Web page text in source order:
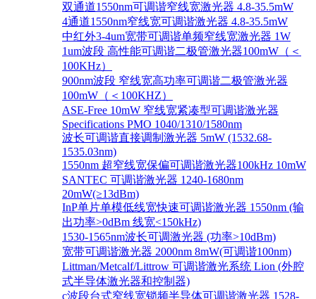
双通道1550nm可调谐窄线宽激光器 4.8-35.5mW
4通道1550nm窄线宽可调谐激光器 4.8-35.5mW
中红外3-4um宽带可调谐单频窄线宽激光器 1W
1um波段 高性能可调谐二极管激光器100mW（＜
100KHz）
900nm波段 窄线宽高功率可调谐二极管激光器
100mW（＜100KHZ）
ASE-Free 10mW 窄线宽紧凑型可调谐激光器
Specifications PMO 1040/1310/1580nm
波长可调谐直接调制激光器 5mW (1532.68-
1535.03nm)
1550nm 超窄线宽保偏可调谐激光器100kHz 10mW
SANTEC 可调谐激光器 1240-1680nm
20mW(≥13dBm)
InP单片单模低线宽快速可调谐激光器 1550nm (输
出功率>0dBm 线宽<150kHz)
1530-1565nm波长可调激光器 (功率>10dBm)
宽带可调谐激光器 2000nm 8mW(可调谐100nm)
Littman/Metcalf/Littrow 可调谐激光系统 Lion (外腔
式半导体激光器和控制器)
c波段台式窄线宽锁频半导体可调谐激光器 1528-